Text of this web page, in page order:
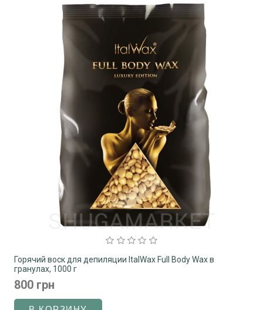
Горячий воск для депиляции ItalWax Full Body Wax в
гранулах, 1000 г
800 грн